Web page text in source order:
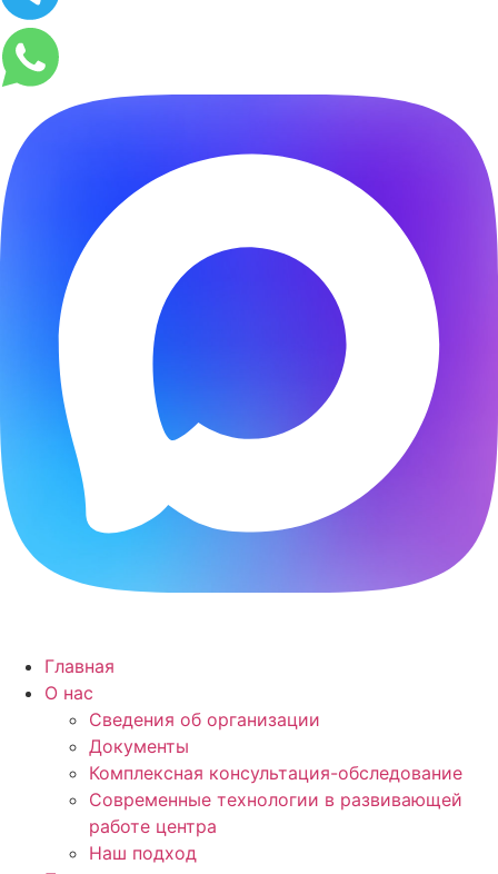
Главная
О нас
Сведения об организации
Документы
Комплексная консультация-обследование
Современные технологии в развивающей
работе центра
Наш подход